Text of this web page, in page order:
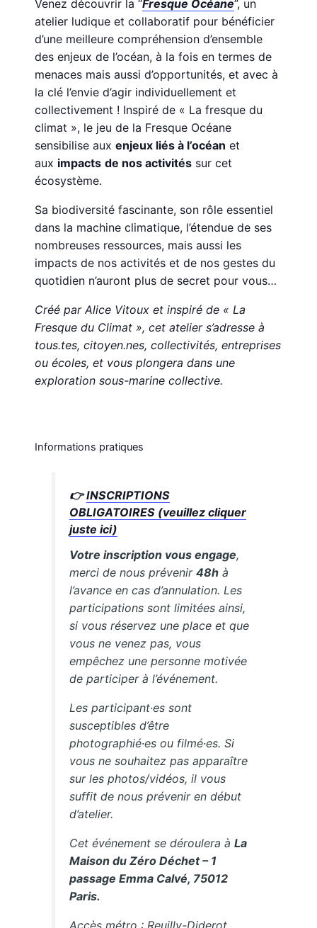
Venez découvrir la “Fresque Océane”, un
atelier ludique et collaboratif pour bénéficier
d’une meilleure compréhension d’ensemble
des enjeux de l’océan, à la fois en termes de
menaces mais aussi d’opportunités, et avec à
la clé l’envie d’agir individuellement et
collectivement ! Inspiré de « La fresque du
climat », le jeu de la Fresque Océane
sensibilise auxenjeux liés à l’océan et
aux impacts de nos activités sur cet
écosystème.
Sa biodiversité fascinante, son rôle essentiel
dans la machine climatique, l’étendue de ses
nombreuses ressources, mais aussi les
impacts de nos activités et de nos gestes du
quotidien n’auront plus de secret pour vous…
Créé par Alice Vitoux et inspiré de « La
Fresque du Climat », cet atelier s’adresse à
tous.tes, citoyen.nes, collectivités, entreprises
ou écoles, et vous plongera dans une
exploration sous-marine collective.
Informations pratiques
👉INSCRIPTIONS
OBLIGATOIRES (veuillez cliquer
juste ici)
Votre inscription vous engage,
merci de nous prévenir48h à
l’avance en cas d’annulation. Les
participations sont limitées ainsi,
si vous réservez une place et que
vous ne venez pas, vous
empêchez une personne motivée
de participer à l’événement.
Les participant·es sont
susceptibles d’être
photographié·es ou filmé·es. Si
vous ne souhaitez pas apparaître
sur les photos/vidéos, il vous
suffit de nous prévenir en début
d’atelier.
Cet événement se déroulera àLa
Maison du Zéro Déchet – 1
passage Emma Calvé, 75012
Paris.